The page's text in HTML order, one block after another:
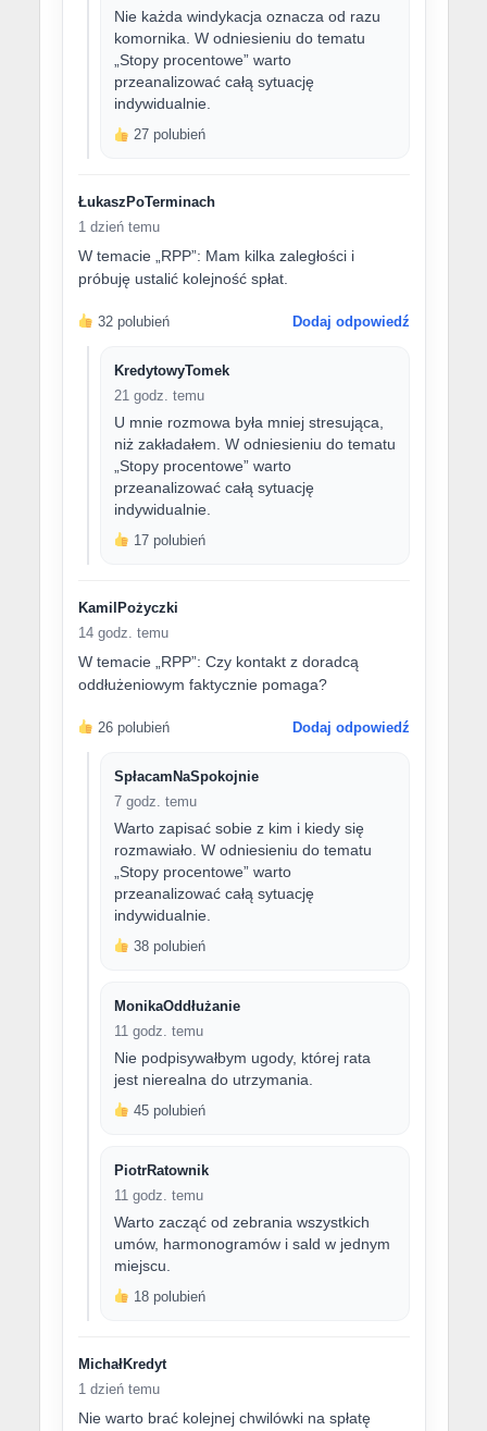
Nie każda windykacja oznacza od razu
komornika. W odniesieniu do tematu
„Stopy procentowe” warto
przeanalizować całą sytuację
indywidualnie.
27 polubień
ŁukaszPoTerminach
1 dzień temu
W temacie „RPP”: Mam kilka zaległości i
próbuję ustalić kolejność spłat.
32 polubień Dodaj odpowiedź
KredytowyTomek
21 godz. temu
U mnie rozmowa była mniej stresująca,
niż zakładałem. W odniesieniu do tematu
„Stopy procentowe” warto
przeanalizować całą sytuację
indywidualnie.
17 polubień
KamilPożyczki
14 godz. temu
W temacie „RPP”: Czy kontakt z doradcą
oddłużeniowym faktycznie pomaga?
26 polubień Dodaj odpowiedź
SpłacamNaSpokojnie
7 godz. temu
Warto zapisać sobie z kim i kiedy się
rozmawiało. W odniesieniu do tematu
„Stopy procentowe” warto
przeanalizować całą sytuację
indywidualnie.
38 polubień
MonikaOddłużanie
11 godz. temu
Nie podpisywałbym ugody, której rata
jest nierealna do utrzymania.
45 polubień
PiotrRatownik
11 godz. temu
Warto zacząć od zebrania wszystkich
umów, harmonogramów i sald w jednym
miejscu.
18 polubień
MichałKredyt
1 dzień temu
Nie warto brać kolejnej chwilówki na spłatę